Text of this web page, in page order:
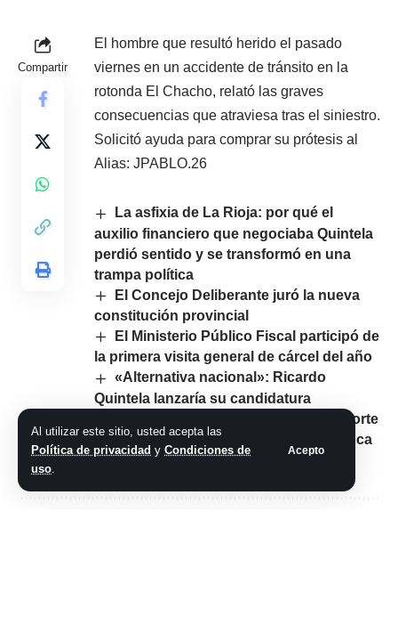
Al utilizar este sitio, usted acepta las
Política de privacidad y Condiciones de
uso.
Acepto
Compartir
El hombre que resultó herido el pasado
viernes en un accidente de tránsito en la
rotonda El Chacho, relató las graves
consecuencias que atraviesa tras el siniestro.
Solicitó ayuda para comprar su prótesis al
Alias: JPABLO.26
La asfixia de La Rioja: por qué el
auxilio financiero que negociaba Quintela
perdió sentido y se transformó en una
trampa política
El Concejo Deliberante juró la nueva
constitución provincial
El Ministerio Público Fiscal participó de
la primera visita general de cárcel del año
«Alternativa nacional»: Ricardo
Quintela lanzaría su candidatura
presidencial el 1 de mayo en Parque Norte
En Los Sauces Quintela visitó la Finca
Municipal